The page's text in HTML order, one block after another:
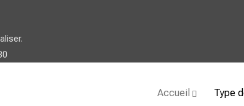
Accueil Type